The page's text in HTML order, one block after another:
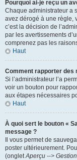
Pourquoi ai-je reçu un
Chaque administrateur a
avez dérogé à une règle,
c’est la décision de
par les avertissements
comprenez pas les
Haut
Comment rapporter des
Si l’administrateur l’a
voir un bouton pour
aux étapes nécessaires
Haut
À quoi sert le bouton «
message ?
Il vous permet de
poster ultérieurement.
(ongletAperçu -->